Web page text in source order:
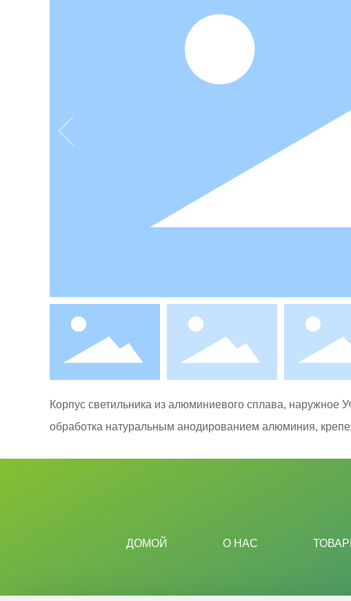
Корпус светильника из алюминиевого сплава,
обработка натуральным анодированием алюминия,
ДОМОЙ О НАС